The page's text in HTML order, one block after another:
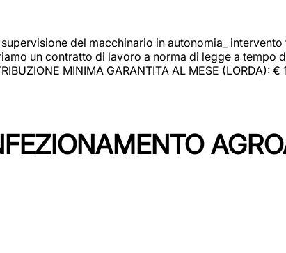
del macchinario in autonomia_
un contratto di lavoro a norma di legge a
MINIMA GARANTITA AL MESE